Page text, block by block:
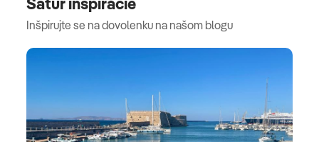
Inšpirujte se na dovolenku na našom blogu